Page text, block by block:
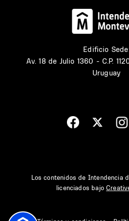
Edificio
Av. 18 de Julio 1360 - C.P.
Uruguay
Los contenidos de Intendencia
licenciados bajo